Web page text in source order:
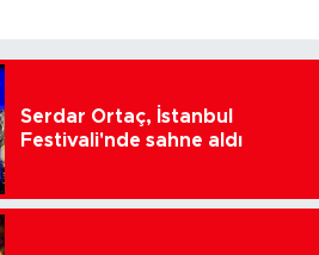
Serdar Ortaç, İstanbul
Festivali'nde sahne aldı